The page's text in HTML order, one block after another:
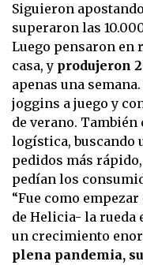
Siguieron
superaron las
Luego pensaron en
casa, y produjeron
apenas una
joggins a juego y
de verano.
logística, buscando
pedidos más
pedían los
“Fue como
de Helicia- la rueda
un crecimiento
plena pandemia,